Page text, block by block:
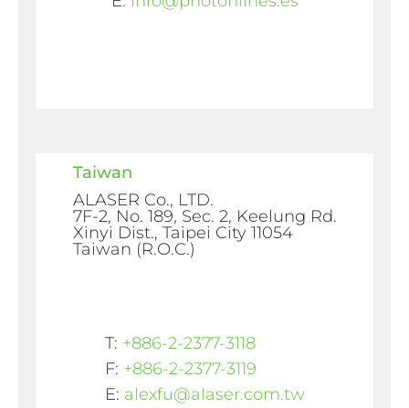
Taiwan
ALASER Co., LTD.
7F-2, No. 189, Sec. 2, Keelung Rd.
Xinyi Dist., Taipei City 11054
Taiwan (R.O.C.)
T: +886-2-2377-3118
F: +886-2-2377-3119
E: alexfu@alaser.com.tw